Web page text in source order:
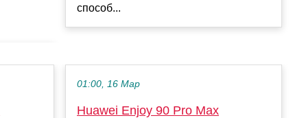
способ...
01:00, 16 Мар
Huawei Enjoy 90 Pro Max